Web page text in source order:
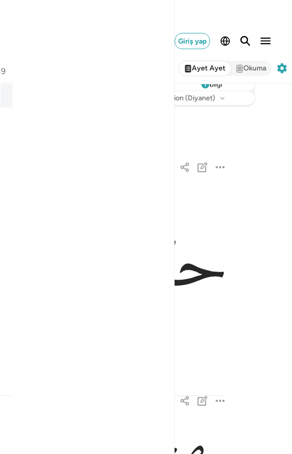
Giriş yap
49 Ayet Ayet Okuma
bilgi
: Turkish Translation (Diyanet)
ﱰ
وَٱلْكِتَـٰبِ ٱلْمُبِينِ ٢